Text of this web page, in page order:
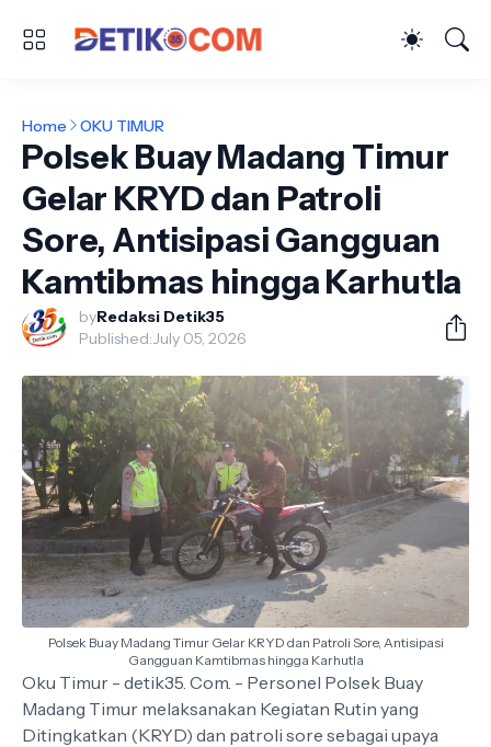
Home OKU TIMUR
Polsek Buay Madang Timur
Gelar KRYD dan Patroli
Sore, Antisipasi Gangguan
Kamtibmas hingga Karhutla
byRedaksi Detik35
Published:July 05, 2026
Polsek Buay Madang Timur Gelar KRYD dan Patroli Sore, Antisipasi
Gangguan Kamtibmas hingga Karhutla
Oku Timur - detik35. Com. - Personel Polsek Buay
Madang Timur melaksanakan Kegiatan Rutin yang
Ditingkatkan (KRYD) dan patroli sore sebagai upaya